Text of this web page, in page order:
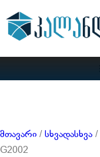
მთავარი / სხვადასხვა /
G2002